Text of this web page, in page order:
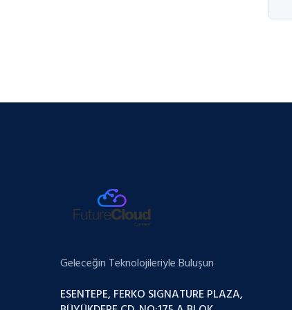
Geleceğin Teknolojileriyle Buluşun
ESENTEPE, FERKO SIGNATURE PLAZA,